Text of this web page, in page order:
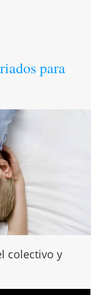
para
colectivo y